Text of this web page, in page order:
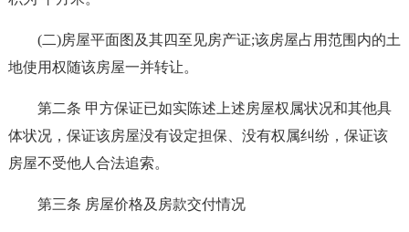
(二)房屋平面图及其四至见房产证;该房屋占用范围内的土
地使用权随该房屋一并转让。
第二条 甲方保证已如实陈述上述房屋权属状况和其他具
体状况，保证该房屋没有设定担保、没有权属纠纷，保证该
房屋不受他人合法追索。
第三条 房屋价格及房款交付情况